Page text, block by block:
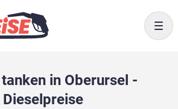
in Oberursel -
Dieselpreise